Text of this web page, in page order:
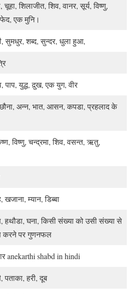
चूहा, शिलाजीत, शिव, वानर, सूर्य, विष्णु,
एक मुनि।
सुमधुर, शब्द, सुन्दर, धुला हुआ,
पाप, युद्ध, द़ुख, एक युग, वीर
अन्न, भात, आसन, कपडा, प्रहलाद के
विष्णु, चन्द्रमा, शिव, वसन्त, ऋतु,
म्यान, डिब्बा
हथौडा, घना, किसी संख्या को उसी संख्या से
करने पर गुणनफल
anekarthi shabd in hindi
पताका, हरी, दूब